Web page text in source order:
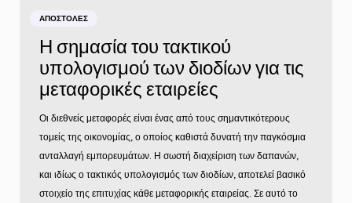
ΑΠΟΣΤΟΛΈΣ
Η σημασία του τακτικού
υπολογισμού των διοδίων για τις
μεταφορικές εταιρείες
Οι διεθνείς μεταφορές είναι ένας από τους σημαντικότερους
τομείς της οικονομίας, ο οποίος καθιστά δυνατή την παγκόσμια
ανταλλαγή εμπορευμάτων. Η σωστή διαχείριση των δαπανών,
και ιδίως ο τακτικός υπολογισμός των διοδίων, αποτελεί βασικό
στοιχείο της επιτυχίας κάθε μεταφορικής εταιρείας. Σε αυτό το